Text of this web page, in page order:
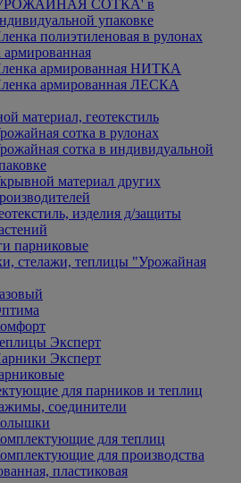
СОТКА' в
упаковке
полиэтиленовая в рулонах
армированная НИТКА
армированная ЛЕСКА
материал, геотекстиль
сотка в рулонах
сотка в индивидуальной
материал других
изделия д/защиты
парниковые
стелажи, теплицы "Урожайная
Эксперт
Эксперт
для парников и теплиц
соединители
для теплиц
для производства
пластиковая